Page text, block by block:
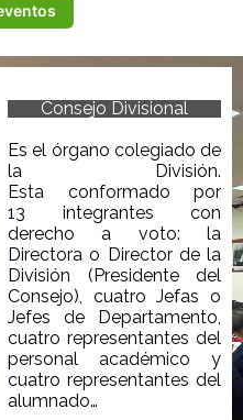
Consejo Divisional
Es el órgano colegiado de
la División.
Esta conformado por
13 integrantes con
derecho a voto: la
Directora o Director de la
División (Presidente del
Consejo), cuatro Jefas o
Jefes de Departamento,
cuatro representantes del
personal académico y
cuatro representantes del
alumnado…